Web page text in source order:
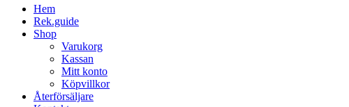
Hem
Rek.guide
Shop
Varukorg
Kassan
Mitt konto
Köpvillkor
Återförsäljare